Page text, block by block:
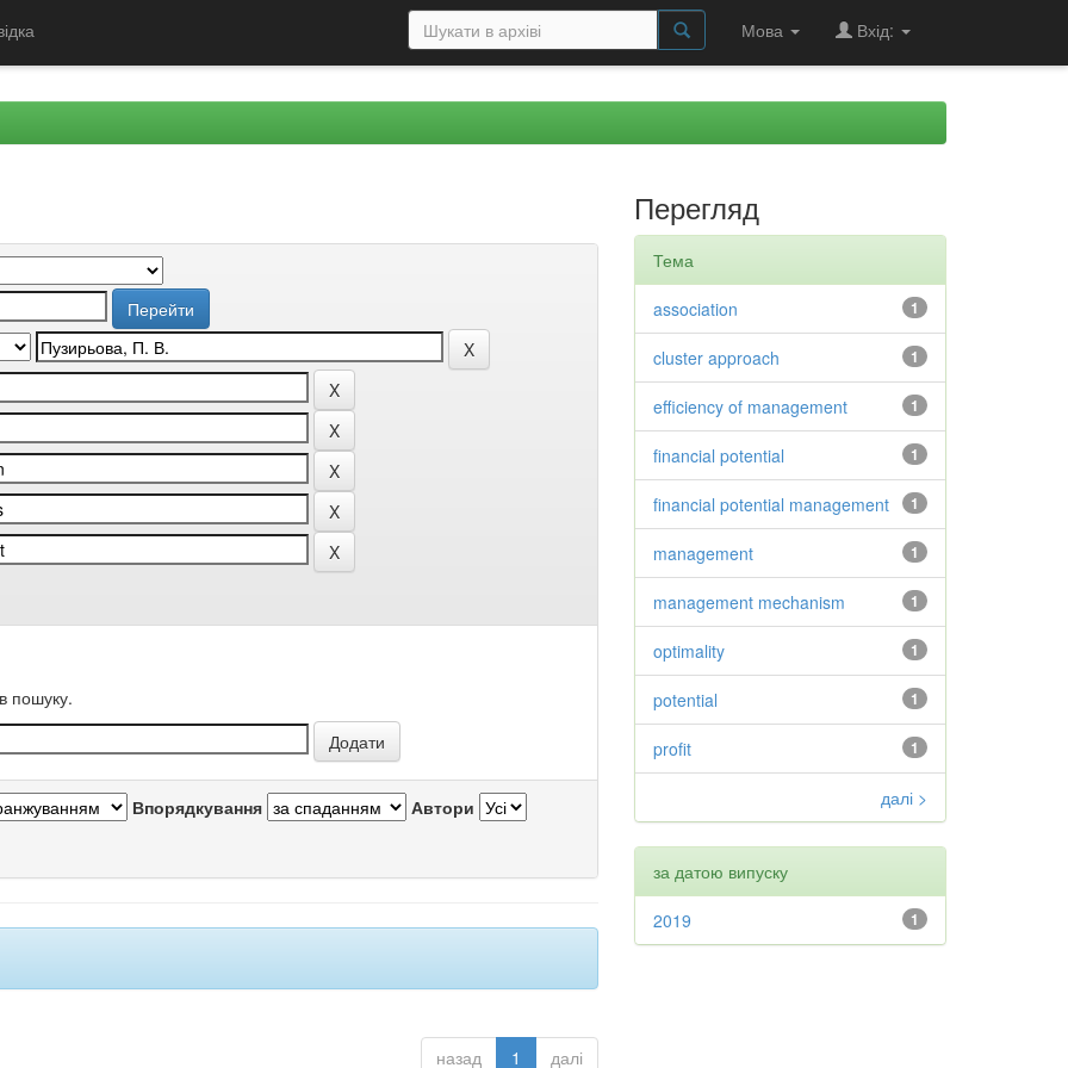
Мова Вхід:
пошуку.
Впорядкування Автори
назад 1 далі
Перегляд
Тема
1
association
1
cluster approach
1
efficiency of management
1
financial potential
1
financial potential management
1
management
1
management mechanism
1
optimality
1
potential
1
profit
далі >
за датою випуску
1
2019